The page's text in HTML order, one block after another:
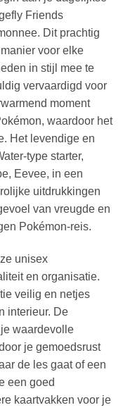
Friends
Dit prachtig
voor elke
in stijl mee te
vervaardigd voor
moment
waardoor het
Het levendige en
type starter,
Eevee, in een
uitdrukkingen
van vreugde en
Pokémon-reis.
unisex
en organisatie.
veilig en netjes
interieur. De
waardevolle
je gemoedsrust
de les gaat of een
een goed
kaartvakken voor je